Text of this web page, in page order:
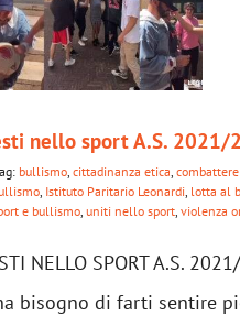
nello sport A.S. 2021/
bullismo cittadinanza etica
Istituto Paritario Leonardi lotta al
e bullismo uniti nello sport violenza
NELLO SPORT A.S.
bisogno di farti sentire